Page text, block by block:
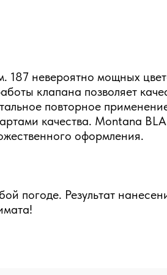
невероятно мощных
клапана позволяет
повторное
качества. Montana
оформления.
погоде. Результат